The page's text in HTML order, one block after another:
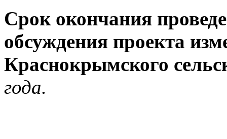
Срок окончания
обсуждения проекта
Краснокрымского
года.